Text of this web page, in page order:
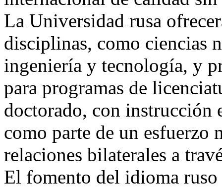
La Universidad rusa
disciplinas, como ciencias
ingeniería y tecnología, y
para programas de
doctorado, con instrucción
como parte de un esfuerzo
relaciones bilaterales a
El fomento del idioma